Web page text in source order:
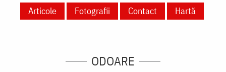
Articole
Fotografii Contact Hartă
ODOARE